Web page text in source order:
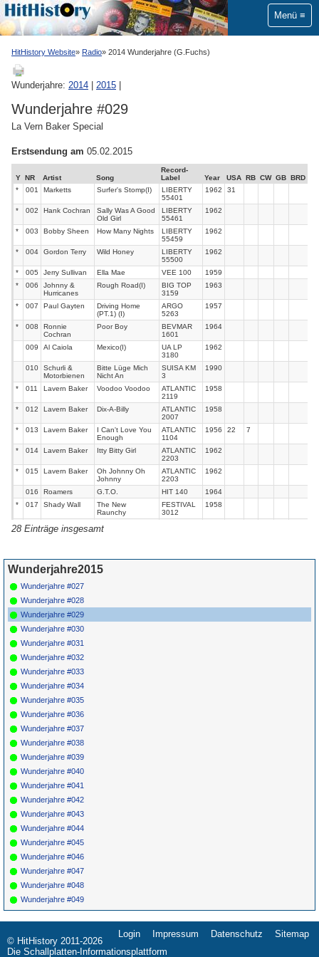
Menü
HitHistory Website Radio 2014 Wunderjahre (G.Fuchs)
Wunderjahre: 2014 2015
Wunderjahre #029
La Vern Baker Special
Erstsendung am 05.02.2015
Y NR Artist Song
Record-
Label
Year USA RB CW GB BRD
*
001 Marketts Surfer's Stomp(I)
LIBERTY
55401
1962 31
* 002 Hank Cochran
Sally Was A Good
Old Girl
LIBERTY
55461
1962
* 003 Bobby Sheen How Many Nights
LIBERTY
55459
1962
* 004 Gordon Terry Wild Honey
LIBERTY
55500
1962
* 005 Jerry Sullivan Ella Mae VEE 100
1959
*
006
Johnny &
Hurricanes
Rough Road(I)
BIG TOP
3159
1963
* 007 Paul Gayten
Driving Home
(PT.1) (I)
ARGO
5263
1957
* 008
Ronnie
Cochran
Poor Boy
BEVMAR
1601
1964
009 Al Caiola Mexico(I)
UA LP
3180
1962
010
Schurli &
Motorbienen
Bitte Lüge Mich
Nicht An
SUISA KM
3
1990
* 011 Lavern Baker Voodoo Voodoo
ATLANTIC
2119
1958
* 012 Lavern Baker Dix-A-Billy
ATLANTIC
2007
1958
* 013 Lavern Baker
I Can't Love You
Enough
ATLANTIC
1104
1956 22 7
* 014 Lavern Baker Itty Bitty Girl
ATLANTIC
2203
1962
* 015 Lavern Baker
Oh Johnny Oh
Johnny
ATLANTIC
2203
1962
016 Roamers G.T.O. HIT 140
1964
*
017 Shady Wall
The New
Raunchy
FESTIVAL
3012
1958
* 018 Ventures
El
Cumbanchero(I)
*
020 Newbeats
Everything's
Alright
HICKORY
1964 16
Brothers
* 022
Clyde Mc
Phatter
For Me
1170
* 023 Elvis Presley Western Union
RCA LP
1968
* 024 Dean & Jean
* 025
Big Duke
Henderson
* 026 Lee Denson
28 Einträge insgesamt
Wunderjahre2015
Wunderjahre #027
Wunderjahre #028
Wunderjahre #029
Wunderjahre #030
Wunderjahre #031
Wunderjahre #032
Wunderjahre #033
Wunderjahre #034
Wunderjahre #035
Wunderjahre #036
Wunderjahre #037
Wunderjahre #038
Wunderjahre #039
Wunderjahre #040
Wunderjahre #041
Wunderjahre #042
Wunderjahre #043
Wunderjahre #044
Wunderjahre #045
Wunderjahre #046
Wunderjahre #047
Wunderjahre #048
Wunderjahre #049
Navigation
überspringen
Login Impressum Datenschutz Sitemap
© HitHistory 2011-2026
Die Schallplatten-Informationsplattform